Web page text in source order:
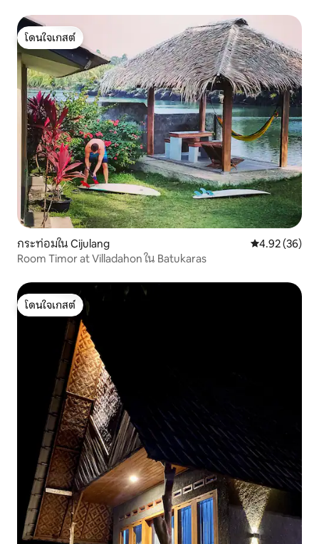
โดนใจเกสต์
โดนใจเกสต์
กระท่อมใน Cijulang คะแนนเฉลี่ย
4.92 (36)
Room Timor at Villadahon ใน Batukaras
โดนใจเกสต์
โดนใจเกสต์